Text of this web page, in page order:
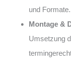
und Formate.
Montage &
Umsetzung